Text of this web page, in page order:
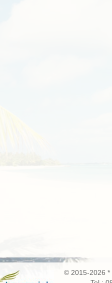
© 2015-2026 *